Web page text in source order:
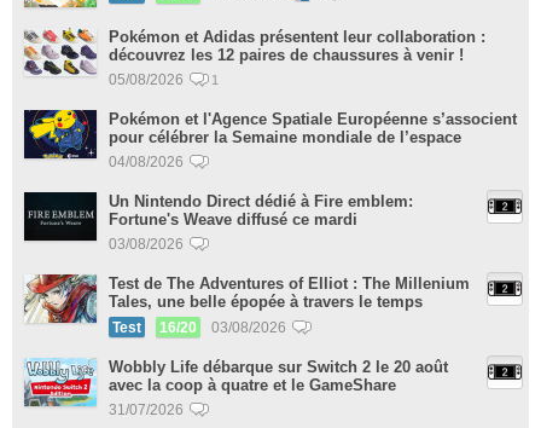
Pokémon et Adidas présentent leur collaboration :
découvrez les 12 paires de chaussures à venir !
05/08/2026 1
Pokémon et l'Agence Spatiale Européenne s’associent
pour célébrer la Semaine mondiale de l’espace
04/08/2026
Un Nintendo Direct dédié à Fire emblem:
Fortune's Weave diffusé ce mardi
03/08/2026
Test de The Adventures of Elliot : The Millenium
Tales, une belle épopée à travers le temps
Test 16/20 03/08/2026
Wobbly Life débarque sur Switch 2 le 20 août
avec la coop à quatre et le GameShare
31/07/2026